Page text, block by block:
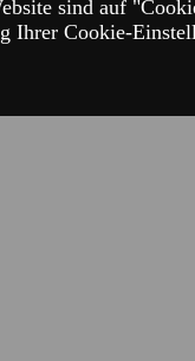
sind auf
Ihrer Cookie-